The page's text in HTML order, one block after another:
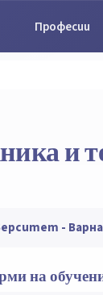
Професии
и
- Варна
на